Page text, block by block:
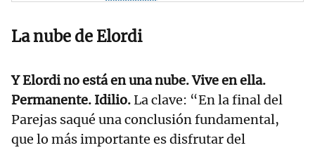
La nube de Elordi
Y Elordi no está en una nube. Vive en ella.
Permanente. Idilio.La clave: “En la final del
Parejas saqué una conclusión fundamental,
que lo más importante es disfrutar del